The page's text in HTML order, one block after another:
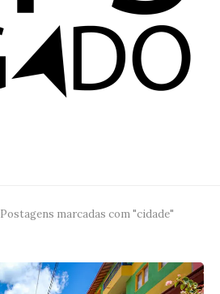
Postagens marcadas com "cidade"